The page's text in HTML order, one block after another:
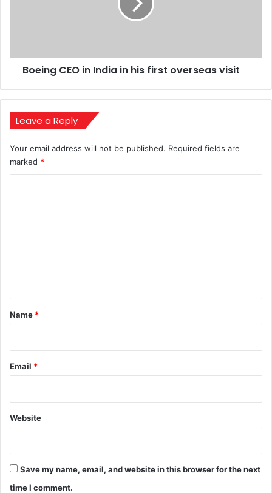
visit
Boeing CEO in India in his first overseas visit
Leave a Reply
Your email address will not be published. Required fields are
marked *
*
Name *
Email *
Website
Save my name, email, and website in this browser for the next
time I comment.